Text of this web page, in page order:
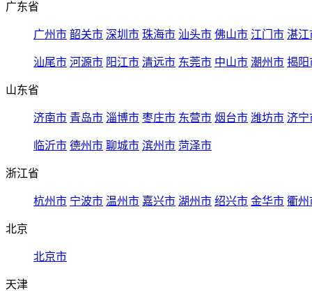
广东省
广州市 韶关市 深圳市 珠海市 汕头市 佛山市 江门市 湛江
汕尾市 河源市 阳江市 清远市 东莞市 中山市 潮州市 揭阳
山东省
济南市 青岛市 淄博市 枣庄市 东营市 烟台市 潍坊市 济宁
临沂市 德州市 聊城市 滨州市 菏泽市
浙江省
杭州市 宁波市 温州市 嘉兴市 湖州市 绍兴市 金华市 衢州
北京
北京市
天津